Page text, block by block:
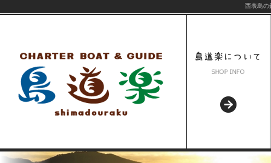
西表島の